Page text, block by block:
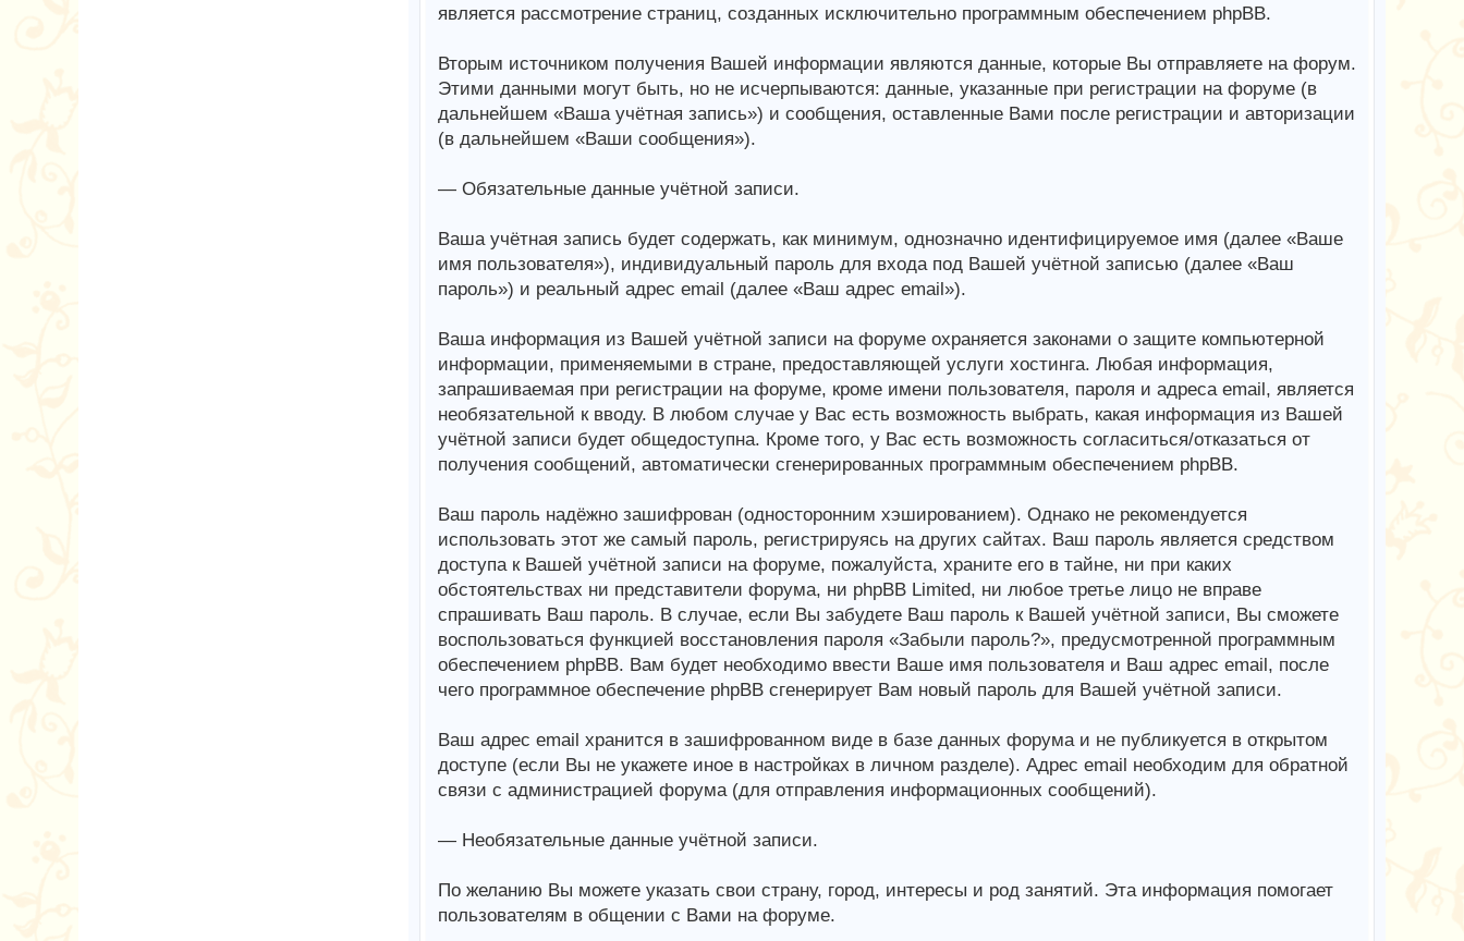
является рассмотрение страниц, созданных исключительно программным обеспечением phpBB.
Вторым источником получения Вашей информации являются данные, которые Вы отправляете на форум.
Этими данными могут быть, но не исчерпываются: данные, указанные при регистрации на форуме (в
дальнейшем «Ваша учётная запись») и сообщения, оставленные Вами после регистрации и авторизации
(в дальнейшем «Ваши сообщения»).
— Обязательные данные учётной записи.
Ваша учётная запись будет содержать, как минимум, однозначно идентифицируемое имя (далее «Ваше
имя пользователя»), индивидуальный пароль для входа под Вашей учётной записью (далее «Ваш
пароль») и реальный адрес email (далее «Ваш адрес email»).
Ваша информация из Вашей учётной записи на форуме охраняется законами о защите компьютерной
информации, применяемыми в стране, предоставляющей услуги хостинга. Любая информация,
запрашиваемая при регистрации на форуме, кроме имени пользователя, пароля и адреса email, является
необязательной к вводу. В любом случае у Вас есть возможность выбрать, какая информация из Вашей
учётной записи будет общедоступна. Кроме того, у Вас есть возможность согласиться/отказаться от
получения сообщений, автоматически сгенерированных программным обеспечением phpBB.
Ваш пароль надёжно зашифрован (односторонним хэшированием). Однако не рекомендуется
использовать этот же самый пароль, регистрируясь на других сайтах. Ваш пароль является средством
доступа к Вашей учётной записи на форуме, пожалуйста, храните его в тайне, ни при каких
обстоятельствах ни представители форума, ни phpBB Limited, ни любое третье лицо не вправе
спрашивать Ваш пароль. В случае, если Вы забудете Ваш пароль к Вашей учётной записи, Вы сможете
воспользоваться функцией восстановления пароля «Забыли пароль?», предусмотренной программным
обеспечением phpBB. Вам будет необходимо ввести Ваше имя пользователя и Ваш адрес email, после
чего программное обеспечение phpBB сгенерирует Вам новый пароль для Вашей учётной записи.
Ваш адрес email хранится в зашифрованном виде в базе данных форума и не публикуется в открытом
доступе (если Вы не укажете иное в настройках в личном разделе). Адрес email необходим для обратной
связи с администрацией форума (для отправления информационных сообщений).
— Необязательные данные учётной записи.
По желанию Вы можете указать свои страну, город, интересы и род занятий. Эта информация помогает
пользователям в общении с Вами на форуме.